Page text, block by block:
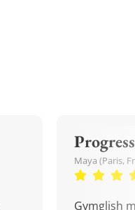
Maya (Paris,
Gymglish